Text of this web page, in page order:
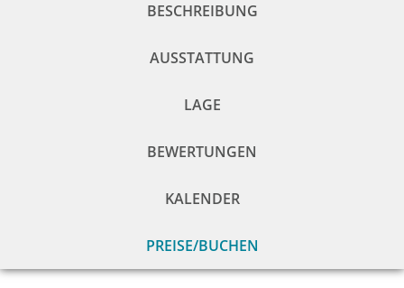
BESCHREIBUNG
AUSSTATTUNG
LAGE
BEWERTUNGEN
KALENDER
PREISE/BUCHEN